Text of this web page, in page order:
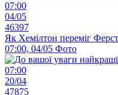
07:00
04/05
46397
Як Хемілтон переміг
07:00, 04/05 Фото
07:00
20/04
47875